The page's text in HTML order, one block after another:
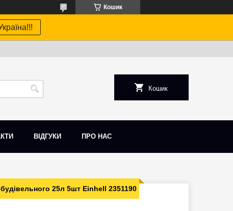
Кошик
Кошик
ВІДГУКИ ПРО НАС
25л 5шт Einhell 2351190